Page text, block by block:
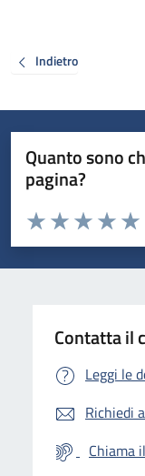
Indietro
Quanto sono
pagina?
Valuta da 1 a 5 stelle la
Valuta
Valuta 3
Valuta 2 stelle
Valuta 1 stelle su 5
Contatta il
Leggi le
Richiedi
Chiama